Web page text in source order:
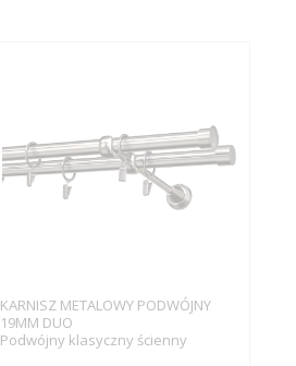
KARNISZ METALOWY PODWÓJNY
19MM DUO
Podwójny klasyczny ścienny